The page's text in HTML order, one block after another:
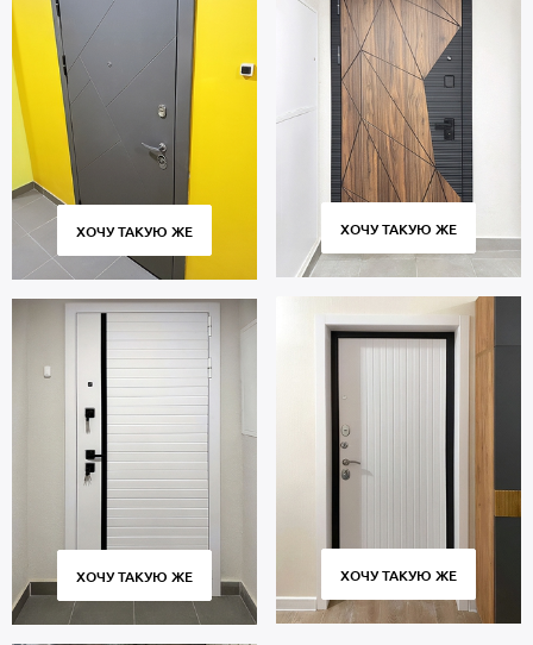
ХОЧУ ТАКУЮ ЖЕ
ХОЧУ ТАКУЮ ЖЕ
ХОЧУ ТАКУЮ ЖЕ
ХОЧУ ТАКУЮ ЖЕ